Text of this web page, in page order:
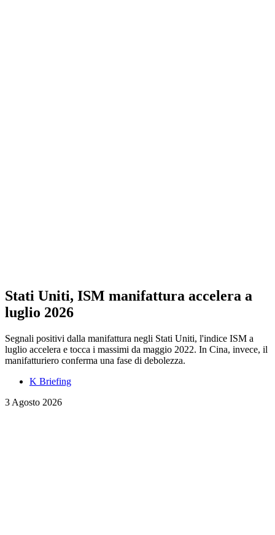
Stati Uniti, ISM manifattura accelera a
luglio 2026
Segnali positivi dalla manifattura negli Stati Uniti, l'indice ISM a
luglio accelera e tocca i massimi da maggio 2022. In Cina, invece, il
manifatturiero conferma una fase di debolezza.
K Briefing
3 Agosto 2026